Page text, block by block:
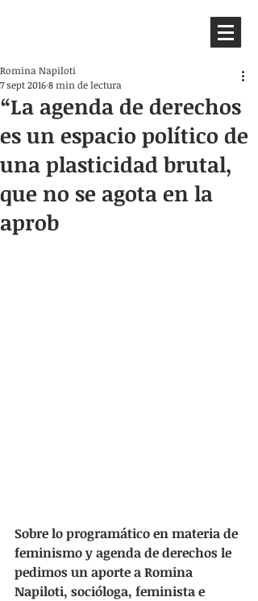
“La agenda de derechos
es un espacio político de
una plasticidad brutal,
que no se agota en la
aprob
Romina Napiloti
7 sept 20168 min de lectura
Sobre lo programático en materia de
feminismo y agenda de derechos le
pedimos un aporte a Romina
Napiloti, socióloga, feminista e